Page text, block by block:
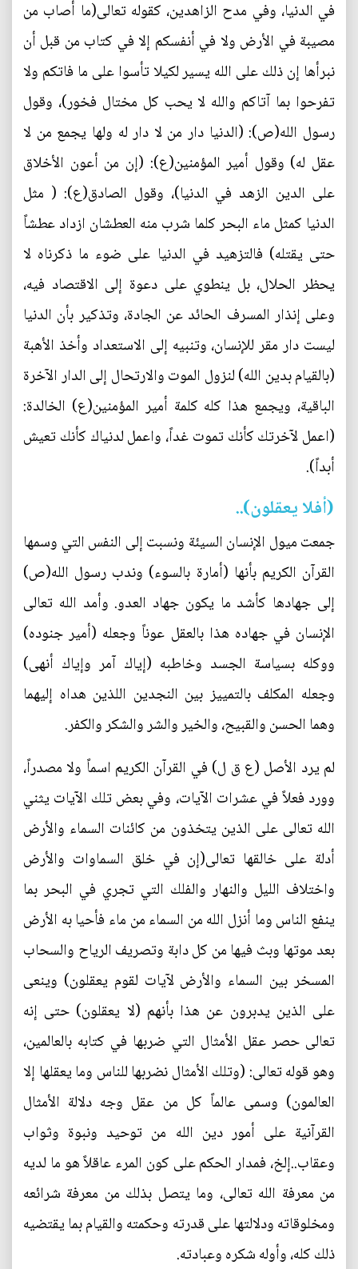
في الدنيا، وفي مدح الزاهدين، كقوله تعالى(ما أصاب من
مصيبة في الأرض ولا في أنفسكم إلا في كتاب من قبل أن
نبرأها إن ذلك على الله يسير لكيلا تأسوا على ما فاتكم ولا
تفرحوا بما آتاكم والله لا يحب كل مختال فخور)، وقول
رسول الله(ص): (الدنيا دار من لا دار له ولها يجمع من لا
عقل له) وقول أمير المؤمنين(ع): (إن من أعون الأخلاق
على الدين الزهد في الدنيا)، وقول الصادق(ع): ( مثل
الدنيا كمثل ماء البحر كلما شرب منه العطشان ازداد عطشاً
حتى يقتله) فالتزهيد في الدنيا على ضوء ما ذكرناه لا
يحظر الحلال، بل ينطوي على دعوة إلى الاقتصاد فيه،
وعلى إنذار المسرف الحائد عن الجادة، وتذكير بأن الدنيا
ليست دار مقر للإنسان، وتنبيه إلى الاستعداد وأخذ الأهبة
(بالقيام بدين الله) لنزول الموت والارتحال إلى الدار الآخرة
الباقية، ويجمع هذا كله كلمة أمير المؤمنين(ع) الخالدة:
(اعمل لآخرتك كأنك تموت غداً، واعمل لدنياك كأنك تعيش
أبداً).
(أفلا يعقلون)..
جمعت ميول الإنسان السيئة ونسبت إلى النفس التي وسمها
القرآن الكريم بأنها (أمارة بالسوء) وندب رسول الله(ص)
إلى جهادها كأشد ما يكون جهاد العدو. وأمد الله تعالى
الإنسان في جهاده هذا بالعقل عوناً وجعله (أمير جنوده)
ووكله بسياسة الجسد وخاطبه (إياك آمر وإياك أنهى)
وجعله المكلف بالتمييز بين النجدين اللذين هداه إليهما
وهما الحسن والقبيح، والخير والشر والشكر والكفر.
لم يرد الأصل (ع ق ل) في القرآن الكريم اسماً ولا مصدراً،
وورد فعلاً في عشرات الآيات، وفي بعض تلك الآيات يثني
الله تعالى على الذين يتخذون من كائنات السماء والأرض
أدلة على خالقها تعالى(إن في خلق السماوات والأرض
واختلاف الليل والنهار والفلك التي تجري في البحر بما
ينفع الناس وما أنزل الله من السماء من ماء فأحيا به الأرض
بعد موتها وبث فيها من كل دابة وتصريف الرياح والسحاب
المسخر بين السماء والأرض لآيات لقوم يعقلون) وينعى
على الذين يدبرون عن هذا بأنهم (لا يعقلون) حتى إنه
تعالى حصر عقل الأمثال التي ضربها في كتابه بالعالمين،
وهو قوله تعالى: (وتلك الأمثال نضربها للناس وما يعقلها إلا
العالمون) وسمى عالماً كل من عقل وجه دلالة الأمثال
القرآنية على أمور دين الله من توحيد ونبوة وثواب
وعقاب..إلخ، فمدار الحكم على كون المرء عاقلاً هو ما لديه
من معرفة الله تعالى، وما يتصل بذلك من معرفة شرائعه
ومخلوقاته ودلالتها على قدرته وحكمته والقيام بما يقتضيه
ذلك كله، وأوله شكره وعبادته.